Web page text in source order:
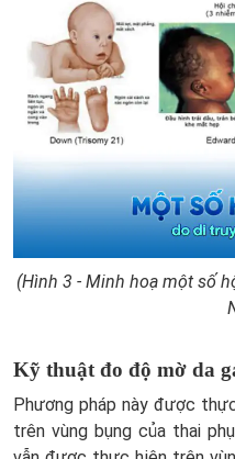
(Hình 3 - Minh hoạ một số
Kỹ thuật đo độ mờ da
Phương pháp này được
trên vùng bụng của thai